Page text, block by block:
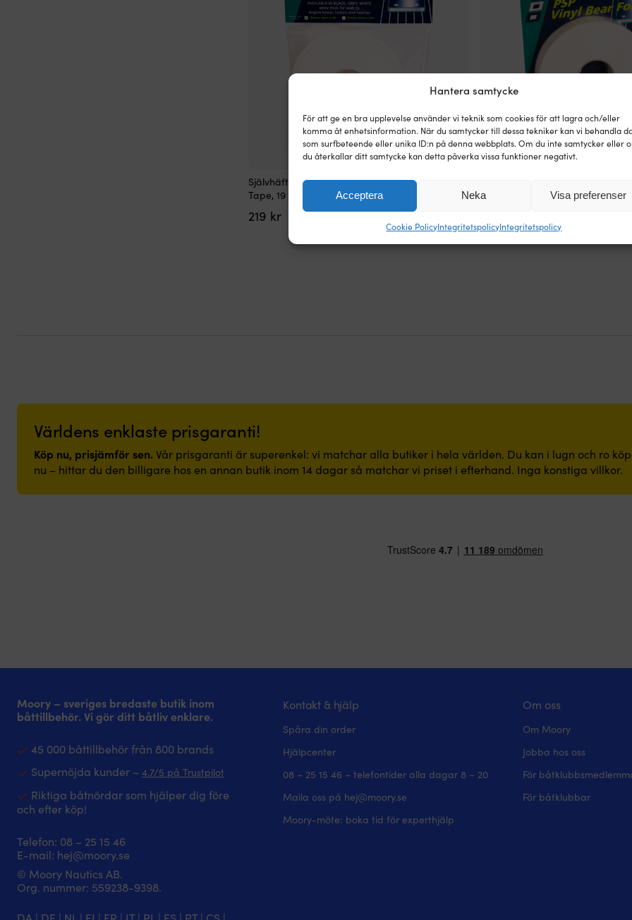
Hantera samtycke
För att ge en bra upplevelse använder vi teknik som cookies för att lagra och/eller
komma åt enhetsinformation. När du samtycker till dessa tekniker kan vi behandla
som surfbeteende eller unika ID:n på denna webbplats. Om du inte samtycker eller
du återkallar ditt samtycke kan detta påverka vissa funktioner negativt.
Acceptera Neka Visa preferenser
Cookie PolicyIntegritetspolicyIntegritetspolicy
Självhäftande gummilist PSP Vinyl Bear Foam
Tape, 19 mm x 3 meter, 6 mm tjock, vit
219 kr
Självhäftande gummilist PSP
Tape, 25 mm x 3 meter, 3 mm
2 I LAGER
Världens enklaste prisgaranti!
Köp nu, prisjämför sen.Vår prisgaranti är superenkel: vi matchar alla butiker i hela världen. Du kan i lugn och ro
nu – hittar du den billigare hos en annan butik inom 14 dagar så matchar vi priset i efterhand. Inga konstiga villkor.
Moory – sveriges bredaste butik inom
båttillbehör. Vi gör ditt båtliv enklare.
45 000 båttillbehör från 800 brands
Supernöjda kunder – 4.7/5 på Trustpilot
Riktiga båtnördar som hjälper dig före
och efter köp!
Telefon: 08 – 25 15 46
E-mail: hej@moory.se
© Moory Nautics AB.
Org. nummer: 5‍59238-9398.
Kontakt & hjälp
Spåra din order
Hjälpcenter
08 – 25 15 46 – telefontider alla dagar 8 – 20
Maila oss på hej@moory.se
Moory-möte: boka tid för experthjälp
Om oss
Om Moory
Jobba hos oss
För
För båtklubbar